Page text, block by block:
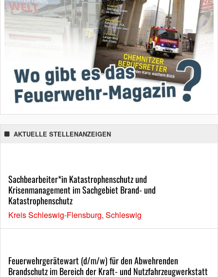
AKTUELLE STELLENANZEIGEN
Sachbearbeiter*in Katastrophenschutz und
Krisenmanagement im Sachgebiet Brand- und
Katastrophenschutz
Kreis Schleswig-Flensburg, Schleswig
Feuerwehrgerätewart (d/m/w) für den Abwehrenden
Brandschutz im Bereich der Kraft- und Nutzfahrzeugwerkstatt